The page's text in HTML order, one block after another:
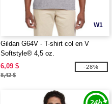
W1
Gildan G64V - T-shirt col en V
Softstyle® 4,5 oz.
6,09 $
8,42 $
-28%